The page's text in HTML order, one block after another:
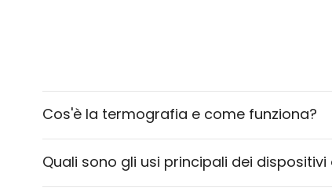
Cos'è la termografia e come funziona?
Quali sono gli usi principali dei